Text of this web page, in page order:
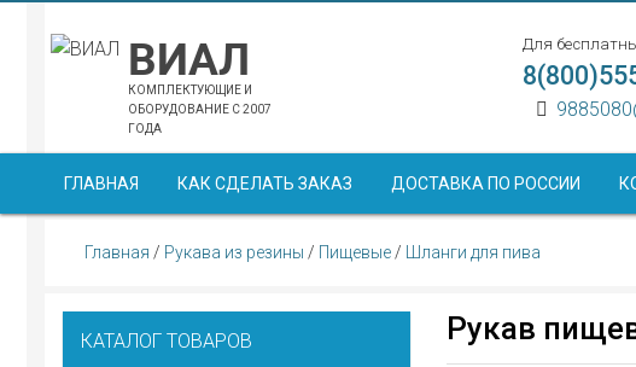
ВИАЛ
КОМПЛЕКТУЮЩИЕ И
ОБОРУДОВАНИЕ С 2007
ГОДА
Для
ГЛАВНАЯ КАК СДЕЛАТЬ ЗАКАЗ ДОСТАВКА ПО РОССИИ
Главная / Рукава из резины / Пищевые / Шланги для пива
КАТАЛОГ ТОВАРОВ Рукав